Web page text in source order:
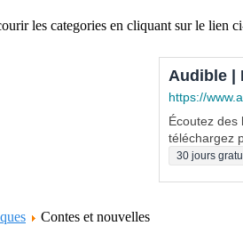
les categories en cliquant sur le lien
Audible |
https://
Écoutez des
téléchargez
30 jours
Contes et nouvelles